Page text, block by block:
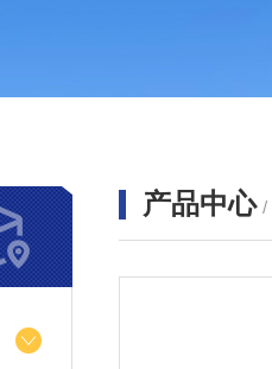
产品中心 /